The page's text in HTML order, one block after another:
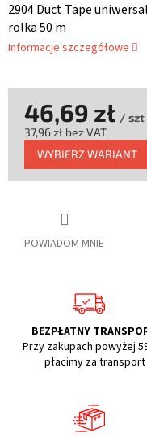
2904 Duct Tape
rolka 50 m
Informacje szczegółowe
POWIADOM MNIE
46,69 zł / szt
37,96 zł bez VAT
Cena
jednostkowa:
WYBIERZ WARIANT
BEZPŁATNY
Przy zakupach powyżej
płacimy za transport